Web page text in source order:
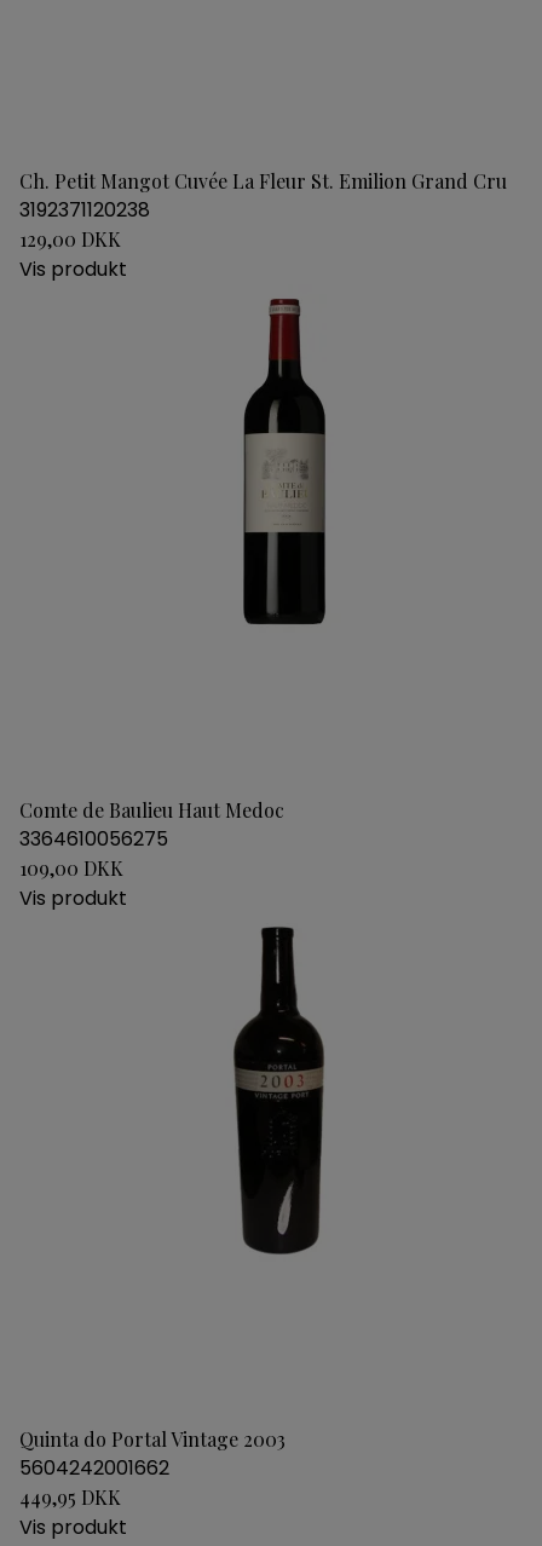
Ch. Petit Mangot Cuvée La Fleur St. Emilion Grand Cru
3192371120238
129,00 DKK
Vis produkt
Comte de Baulieu Haut Medoc
3364610056275
109,00 DKK
Vis produkt
Quinta do Portal Vintage 2003
5604242001662
449,95 DKK
Vis produkt